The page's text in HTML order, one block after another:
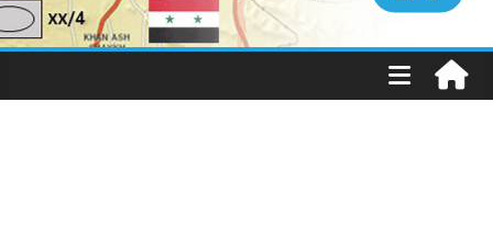
מהמקורות